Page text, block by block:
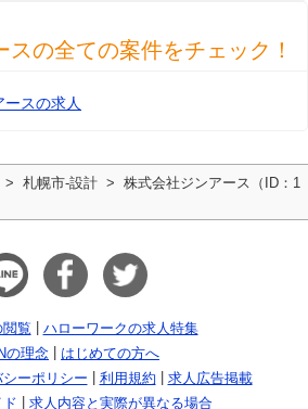
の全ての案件をチェック！
スの求人
札幌市-設計
株式会社ジンアース（ID：1
覧
ハローワークの求人特集
の理念
はじめての方へ
ーポリシー 利用規約
求人広告掲載
求人内容と実際が異なる場合